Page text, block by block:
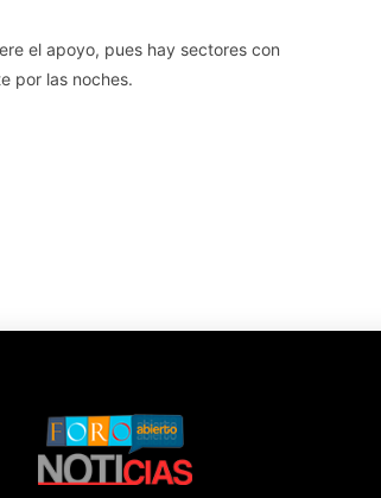
el apoyo, pues hay sectores con
por las noches.